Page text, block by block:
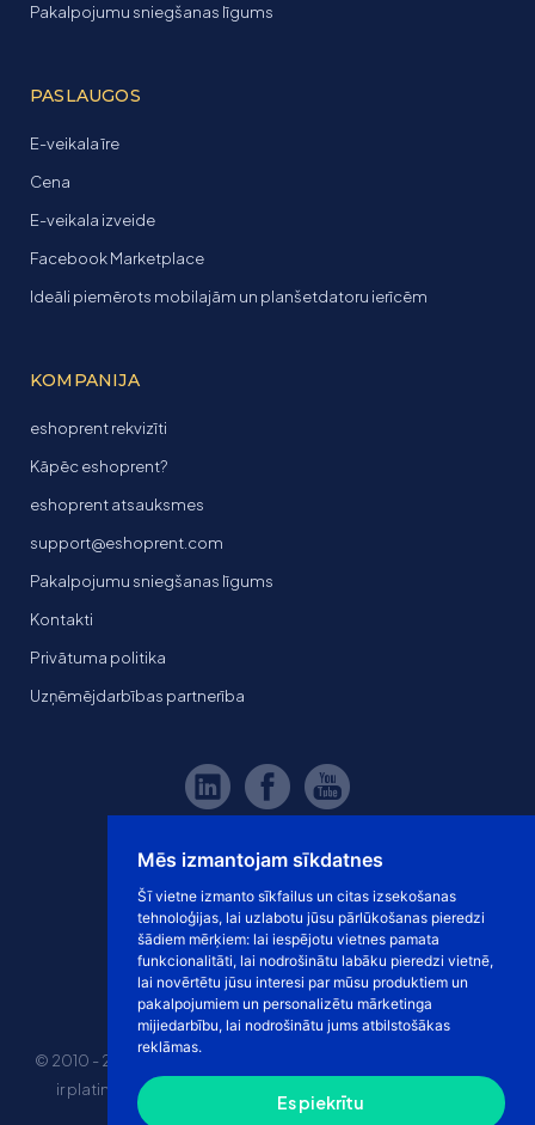
Mēs izmantojam sīkdatnes
Šī vietne izmanto sīkfailus un citas izsekošanas
tehnoloģijas, lai uzlabotu jūsu pārlūkošanas pieredzi
šādiem mērķiem: lai iespējotu vietnes pamata
funkcionalitāti, lai nodrošinātu labāku pieredzi vietnē,
lai novērtētu jūsu interesi par mūsu produktiem un
pakalpojumiem un personalizētu mārketinga
mijiedarbību, lai nodrošinātu jums atbilstošākas
reklāmas.
Es piekrītu
Pakalpojumu sniegšanas līgums
PASLAUGOS
E-veikala īre
Cena
E-veikala izveide
Facebook Marketplace
Ideāli piemērots mobilajām un planšetdatoru ierīcēm
KOMPANIJA
eshoprent rekvizīti
Kāpēc eshoprent?
eshoprent atsauksmes
support@eshoprent.com
Pakalpojumu sniegšanas līgums
Kontakti
Privātuma politika
Uzņēmējdarbības partnerība
© 2010 - 2026 eshoprent prekinis ženklas saugomas. Kopijuoti
ir platinti svetainės turinį be sutikimo griežtai draudžiama.
Kainos nurodytos be PVM